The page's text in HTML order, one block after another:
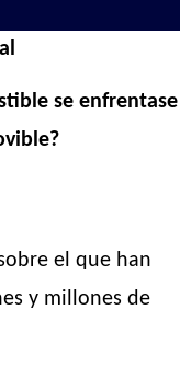
se enfrentase
el que han
y millones de